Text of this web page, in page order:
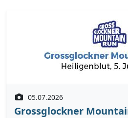
05.07.2026
Grossglockner